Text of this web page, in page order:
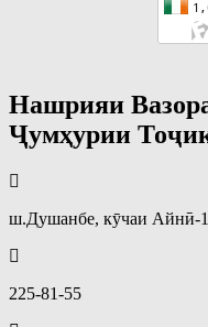
Нашрияи
Ҷумҳурии
ш.Душанбе, кӯчаи Айнӣ-
225-81-55